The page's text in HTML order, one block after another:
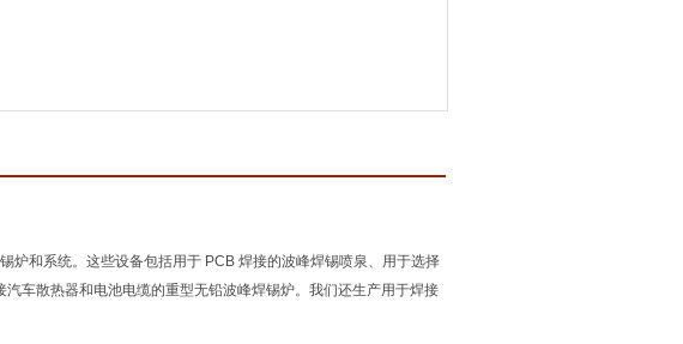
炉和系统。这些设备包括用于 PCB 焊接的波峰焊锡喷泉、用于选择
车散热器和电池电缆的重型无铅波峰焊锡炉。我们还生产用于焊接